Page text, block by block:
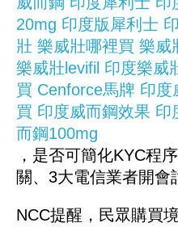
20mg 印度版犀利士
壯 樂威壯哪裡買 樂威
樂威壯levifil 印度樂威
買 Cenforce馬牌 印度
買 印度威而鋼效果 印
而鋼100mg
，是否可簡化KYC程
關、3大電信業者開會
NCC提醒，民眾購買